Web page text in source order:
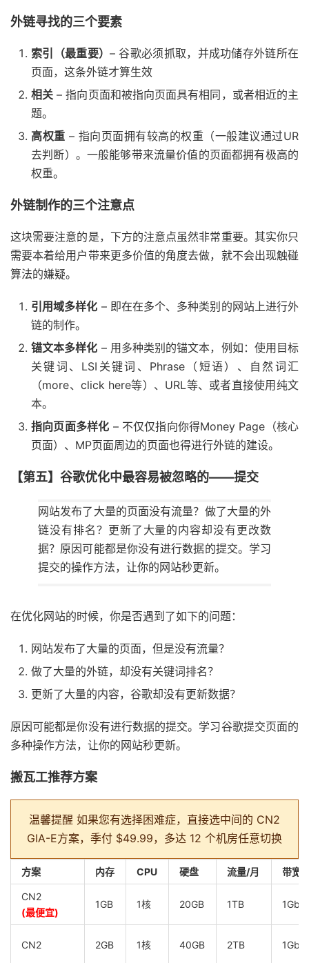
外链寻找的三个要素
索引（最重要）– 谷歌必须抓取，并成功储存外链所在
页面，这条外链才算生效
相关 – 指向页面和被指向页面具有相同，或者相近的主
题。
高权重 – 指向页面拥有较高的权重（一般建议通过UR
去判断）。一般能够带来流量价值的页面都拥有极高的
权重。
外链制作的三个注意点
这块需要注意的是，下方的注意点虽然非常重要。其实你只
需要本着给用户带来更多价值的角度去做，就不会出现触碰
算法的嫌疑。
引用域多样化 – 即在在多个、多种类别的网站上进行外
链的制作。
锚文本多样化 – 用多种类别的锚文本，例如：使用目标
关键词、LSI关键词、Phrase（短语）、自然词汇
（more、click here等）、URL等、或者直接使用纯文
本。
指向页面多样化 – 不仅仅指向你得Money Page（核心
页面）、MP页面周边的页面也得进行外链的建设。
【第五】谷歌优化中最容易被忽略的——提交
网站发布了大量的页面没有流量？做了大量的外
链没有排名？更新了大量的内容却没有更改数
据？原因可能都是你没有进行数据的提交。学习
提交的操作方法，让你的网站秒更新。
在优化网站的时候，你是否遇到了如下的问题：
网站发布了大量的页面，但是没有流量？
做了大量的外链，却没有关键词排名？
更新了大量的内容，谷歌却没有更新数据？
原因可能都是你没有进行数据的提交。学习谷歌提交页面的
多种操作方法，让你的网站秒更新。
搬瓦工推荐方案
温馨提醒 如果您有选择困难症，直接选中间的 CN2
GIA-E方案，季付 $49.99，多达 12 个机房任意切换
方案 内存 CPU 硬盘 流量/月 带宽
CN2
(最便宜)
1GB 1核 20GB 1TB
CN2 2GB 1核 40GB 2TB